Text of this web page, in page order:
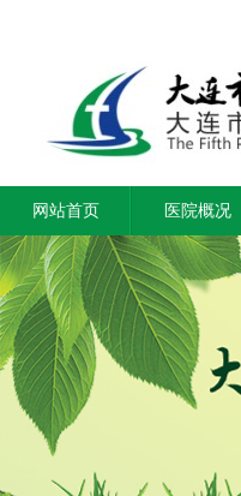
网站首页 医院概况